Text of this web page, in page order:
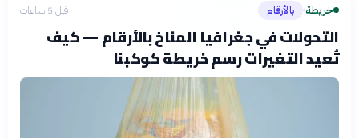
خريطة› بالأرقام قبل 5 ساعات
التحولات في جغرافيا المناخ بالأرقام — كيف
تُعيد التغيرات رسم خريطة كوكبنا